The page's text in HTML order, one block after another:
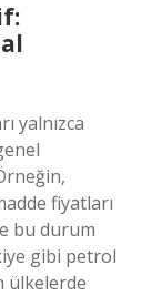
yalnızca
fiyatları
bu durum
gibi petrol
ülkelerde